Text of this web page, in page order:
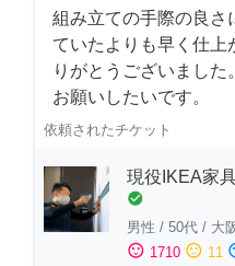
組み立ての手際の良さ
ていたよりも早く仕上
りがとうございまし
お願いしたいです。
依頼されたチケット
現役IKEA家
check_circle
男性 / 50代 / 大
sentiment_satisfied 1710 sentiment_neutral 11